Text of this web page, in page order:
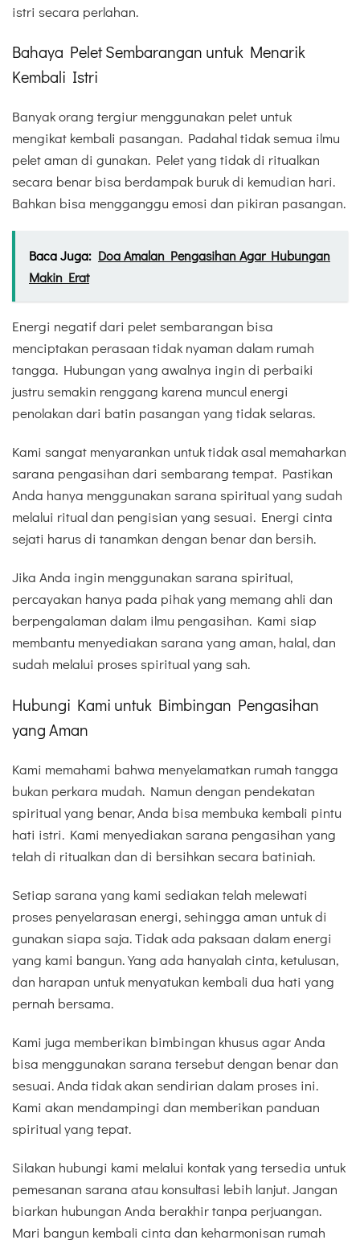
istri secara perlahan.
Bahaya Pelet Sembarangan untuk Menarik
Kembali Istri
Banyak orang tergiur menggunakan pelet untuk
mengikat kembali pasangan. Padahal tidak semua ilmu
pelet aman di gunakan. Pelet yang tidak di ritualkan
secara benar bisa berdampak buruk di kemudian hari.
Bahkan bisa mengganggu emosi dan pikiran pasangan.
Baca Juga: Doa Amalan Pengasihan Agar Hubungan
Makin Erat
Energi negatif dari pelet sembarangan bisa
menciptakan perasaan tidak nyaman dalam rumah
tangga. Hubungan yang awalnya ingin di perbaiki
justru semakin renggang karena muncul energi
penolakan dari batin pasangan yang tidak selaras.
Kami sangat menyarankan untuk tidak asal memaharkan
sarana pengasihan dari sembarang tempat. Pastikan
Anda hanya menggunakan sarana spiritual yang sudah
melalui ritual dan pengisian yang sesuai. Energi cinta
sejati harus di tanamkan dengan benar dan bersih.
Jika Anda ingin menggunakan sarana spiritual,
percayakan hanya pada pihak yang memang ahli dan
berpengalaman dalam ilmu pengasihan. Kami siap
membantu menyediakan sarana yang aman, halal, dan
sudah melalui proses spiritual yang sah.
Hubungi Kami untuk Bimbingan Pengasihan
yang Aman
Kami memahami bahwa menyelamatkan rumah tangga
bukan perkara mudah. Namun dengan pendekatan
spiritual yang benar, Anda bisa membuka kembali pintu
hati istri. Kami menyediakan sarana pengasihan yang
telah di ritualkan dan di bersihkan secara batiniah.
Setiap sarana yang kami sediakan telah melewati
proses penyelarasan energi, sehingga aman untuk di
gunakan siapa saja. Tidak ada paksaan dalam energi
yang kami bangun. Yang ada hanyalah cinta, ketulusan,
dan harapan untuk menyatukan kembali dua hati yang
pernah bersama.
Kami juga memberikan bimbingan khusus agar Anda
bisa menggunakan sarana tersebut dengan benar dan
sesuai. Anda tidak akan sendirian dalam proses ini.
Kami akan mendampingi dan memberikan panduan
spiritual yang tepat.
Silakan hubungi kami melalui kontak yang tersedia untuk
pemesanan sarana atau konsultasi lebih lanjut. Jangan
biarkan hubungan Anda berakhir tanpa perjuangan.
Mari bangun kembali cinta dan keharmonisan rumah